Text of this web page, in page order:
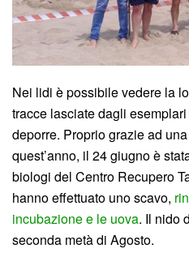
Nei lidi è possibile vedere la
tracce lasciate dagli
deporre. Proprio grazie ad
quest’anno, il 24 giugno è
biologi del Centro Recupero
hanno effettuato uno scavo,
incubazione e le uova. Il nido
seconda metà di Agosto.